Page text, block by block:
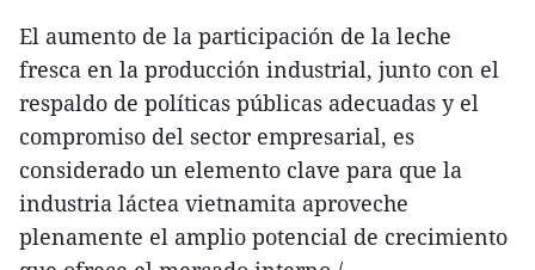
El aumento de la participación de la leche
fresca en la producción industrial, junto con el
respaldo de políticas públicas adecuadas y el
compromiso del sector empresarial, es
considerado un elemento clave para que la
industria láctea vietnamita aproveche
plenamente el amplio potencial de crecimiento